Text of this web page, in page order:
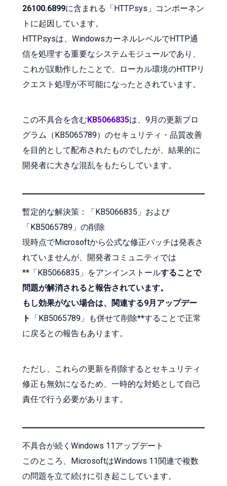
26100.6899に含まれる「HTTP.sys」コンポーネン
トに起因しています。
HTTP.sysは、WindowsカーネルレベルでHTTP通
信を処理する重要なシステムモジュールであり、
これが誤動作したことで、ローカル環境のHTTPリ
クエスト処理が不可能になったとされています。
この不具合を含む KB5066835は、9月の更新プロ
グラム（KB5065789）のセキュリティ・品質改善
を目的として配布されたものでしたが、結果的に
開発者に大きな混乱をもたらしています。
暫定的な解決策：「KB5066835」および
「KB5065789」の削除
現時点でMicrosoftから公式な修正パッチは発表さ
れていませんが、開発者コミュニティでは
**「KB5066835」をアンインストールすることで
問題が解消されると報告されています。
もし効果がない場合は、関連する9月アップデー
ト
「KB5065789」も併せて削除**することで正常
に戻るとの報告もあります。
ただし、これらの更新を削除するとセキュリティ
修正も無効になるため、一時的な対処として自己
責任で行う必要があります。
不具合が続くWindows 11アップデート
このところ、MicrosoftはWindows 11関連で複数
の問題を立て続けに引き起こしています。